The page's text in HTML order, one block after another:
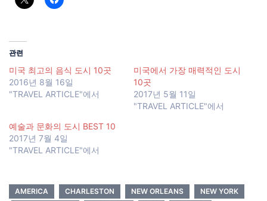
관련
미국 최고의 음식 도시 10곳
2016년 8월 16일
"TRAVEL ARTICLE"에서
미국에서 가장 매력적인 도시
10곳
2017년 5월 11일
"TRAVEL ARTICLE"에서
예술과 문화의 도시 BEST 10
2017년 7월 4일
"TRAVEL ARTICLE"에서
AMERICA CHARLESTON NEW ORLEANS
NEW YORK